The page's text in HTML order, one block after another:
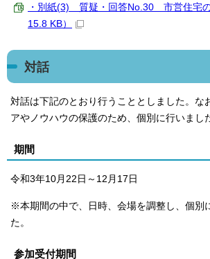
・別紙(3) 質疑・回答No.30 市営住宅
15.8 KB）
対話
対話は下記のとおり行うこととしました。な
アやノウハウの保護のため、個別に行いまし
期間
令和3年10月22日～12月17日
※本期間の中で、日時、会場を調整し、個別
た。
参加受付期間